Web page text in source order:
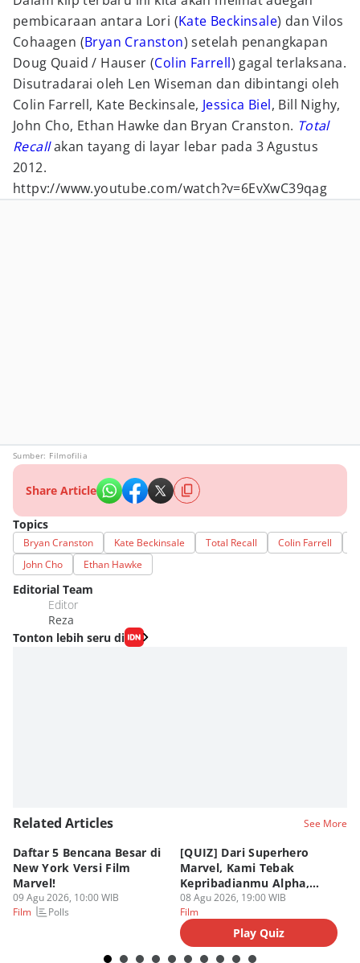
pembicaraan antara Lori (Kate Beckinsale) dan Vilos
Cohaagen (Bryan Cranston) setelah penangkapan
Doug Quaid / Hauser (Colin Farrell) gagal terlaksana.
Disutradarai oleh Len Wiseman dan dibintangi oleh
Colin Farrell, Kate Beckinsale, Jessica Biel, Bill Nighy,
John Cho, Ethan Hawke dan Bryan Cranston. Total
Recallakan tayang di layar lebar pada 3 Agustus
2012.
httpv://www.youtube.com/watch?v=6EvXwC39qag
Sumber: Filmofilia
Share Article
Topics
Bryan Cranston Kate Beckinsale Total Recall Colin Farrell
John Cho
Ethan Hawke
Editorial Team
Editor
Reza
Tonton lebih seru di
Related Articles See More
Daftar 5 Bencana Besar di
New York Versi Film
Marvel!
09 Agu 2026, 10:00 WIB
Film
Polls
[QUIZ] Dari Superhero
Marvel, Kami Tebak
Kepribadianmu Alpha,
Beta, atau Omega
08 Agu 2026, 19:00 WIB
Film
Play Quiz